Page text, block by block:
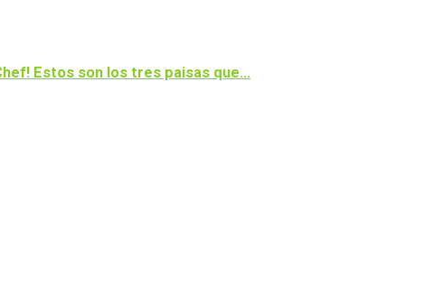
Estos son los tres paisas que…